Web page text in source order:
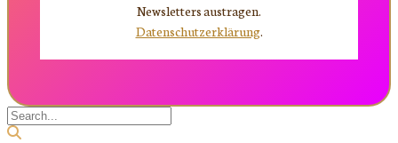
Newsletters austragen.
Datenschutzerklärung.